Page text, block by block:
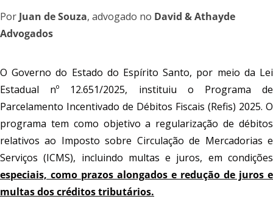
Por Juan de Souza, advogado no David & Athayde
Advogados
O Governo do Estado do Espírito Santo, por meio da Lei
Estadual nº 12.651/2025, instituiu o Programa de
Parcelamento Incentivado de Débitos Fiscais (Refis) 2025. O
programa tem como objetivo a regularização de débitos
relativos ao Imposto sobre Circulação de Mercadorias e
Serviços (ICMS), incluindo multas e juros, em condições
especiais, como prazos alongados e redução de juros e
multas dos créditos tributários.